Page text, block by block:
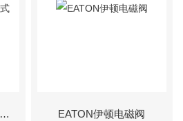
REXROTH力士乐叠加式减压阀 EATON伊顿电磁阀